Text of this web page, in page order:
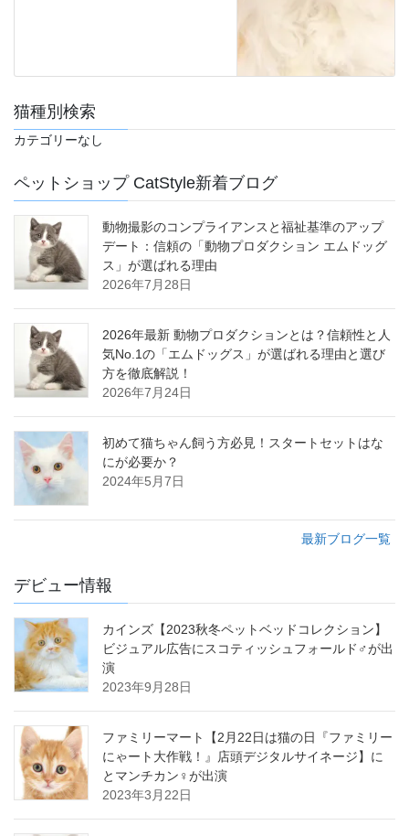
猫種別検索
カテゴリーなし
ペットショップ CatStyle新着ブログ
動物撮影のコンプライアンスと福祉基準のアップ
デート：信頼の「動物プロダクション エムドッグ
ス」が選ばれる理由
2026年7月28日
2026年最新 動物プロダクションとは？信頼性と人
気No.1の「エムドッグス」が選ばれる理由と選び
方を徹底解説！
2026年7月24日
初めて猫ちゃん飼う方必見！スタートセットはな
にが必要か？
2024年5月7日
最新ブログ一覧
デビュー情報
カインズ【2023秋冬ペットベッドコレクション】
ビジュアル広告にスコティッシュフォールド♂が出
演
2023年9月28日
ファミリーマート【2月22日は猫の日『ファミリー
にゃート大作戦！』店頭デジタルサイネージ】に
とマンチカン♀が出演
2023年3月22日